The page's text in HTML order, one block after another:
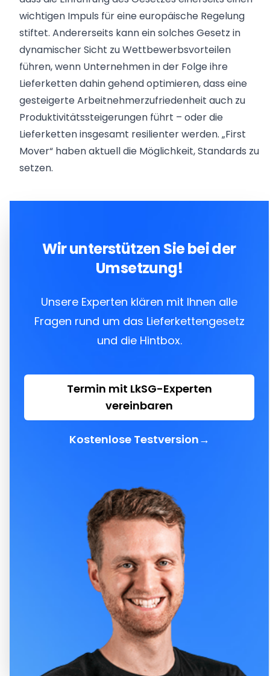
wichtigen Impuls für eine europäische Regelung
stiftet. Andererseits kann ein solches Gesetz in
dynamischer Sicht zu Wettbewerbsvorteilen
führen, wenn Unternehmen in der Folge ihre
Lieferketten dahin gehend optimieren, dass eine
gesteigerte Arbeitnehmerzufriedenheit auch zu
Produktivitätssteigerungen führt – oder die
Lieferketten insgesamt resilienter werden. „First
Mover“ haben aktuell die Möglichkeit, Standards zu
setzen.
Wir unterstützen Sie bei der
Umsetzung!
Unsere Experten klären mit Ihnen alle
Fragen rund um das Lieferkettengesetz
und die Hintbox.
Termin mit LkSG-Experten
vereinbaren
Kostenlose Testversion→